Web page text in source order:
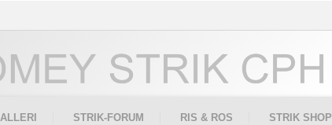
STRIK-FORUM RIS & ROS STRIK SHOP